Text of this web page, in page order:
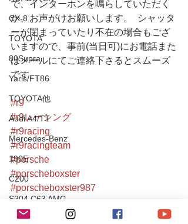
CX-8
TOYOTA
80Supra
Yaris/FT86
TOYOTA他
Audi A4/TT
Mercedes-Benz
190E
C200
S204 C63 AMG
CLS55AMG
で、インターホンを鳴らしていただく
か、お声がけお願いします。  シャッタ
ーが閉まっていたり不在の場合もござ
いますので、事前(当日可)にお電話また
はメールにてご連絡下さるとスムーズ
です。
#r9
#r9レーシング
#r9racing
#r9racingteam
#porsche
#porscheboxster
#porscheboxster987
#boxster
#ポルシェ